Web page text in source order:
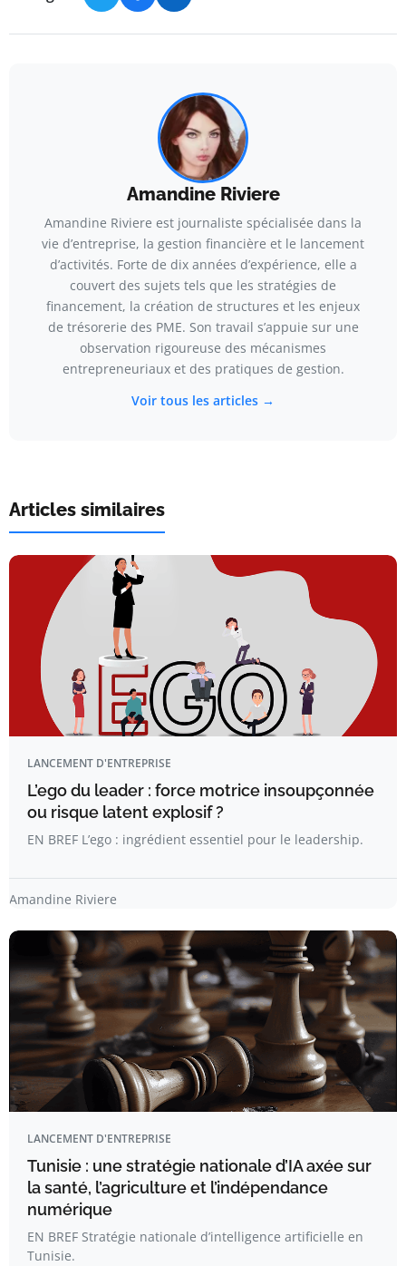
Amandine Riviere
Amandine Riviere est journaliste spécialisée dans la
vie d’entreprise, la gestion financière et le lancement
d’activités. Forte de dix années d’expérience, elle a
couvert des sujets tels que les stratégies de
financement, la création de structures et les enjeux
de trésorerie des PME. Son travail s’appuie sur une
observation rigoureuse des mécanismes
entrepreneuriaux et des pratiques de gestion.
Voir tous les articles →
Articles similaires
LANCEMENT D'ENTREPRISE
L’ego du leader : force motrice insoupçonnée
ou risque latent explosif ?
EN BREF L’ego : ingrédient essentiel pour le leadership.
Amandine Riviere
LANCEMENT D'ENTREPRISE
Tunisie : une stratégie nationale d’IA axée sur
la santé, l’agriculture et l’indépendance
numérique
EN BREF Stratégie nationale d’intelligence artificielle en
Tunisie.